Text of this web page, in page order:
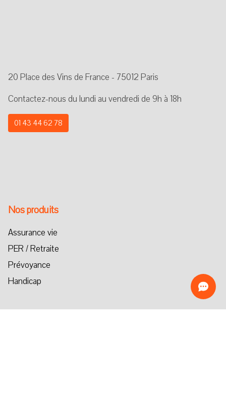
20 Place des Vins de France - 75012 Paris
Contactez-nous du lundi au vendredi de 9h à 18h
01 43 44 62 78
Nos produits
Assurance vie
PER / Retraite
Prévoyance
Handicap